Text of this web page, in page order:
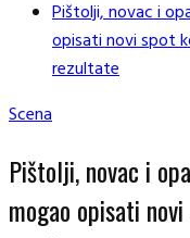
Pištolji, novac i
opisati novi spot
rezultate
Scena
Pištolji, novac i
mogao opisati